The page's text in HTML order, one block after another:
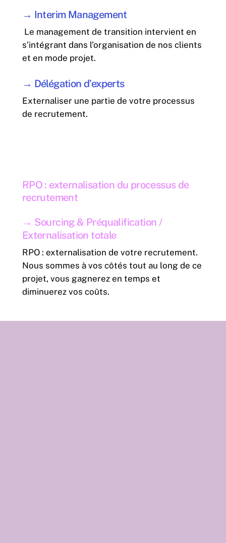
→ Interim Management
Le management de transition intervient en
s’intégrant dans l’organisation de nos clients
et en mode projet.
→ Délégation d’experts
Externaliser une partie de votre processus
de recrutement.
RPO : externalisation du processus de
recrutement
→ Sourcing & Préqualification /
Externalisation totale
RPO : externalisation de votre recrutement.
Nous sommes à vos côtés tout au long de ce
projet, vous gagnerez en temps et
diminuerez vos coûts.